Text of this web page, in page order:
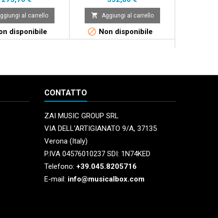
al carrello
disponibile
 Aggiungi al carrello
 Non disponibile
CONTATTO
ZAI MUSIC GROUP SRL
VIA DELL’ARTIGIANATO 9/A, 37135
Verona (Italy)
P.IVA 04576010237 SDI: 1N74KED
Telefono: +39.045.8205716
E-mail: info@musicalbox.com